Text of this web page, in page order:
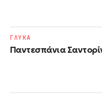
Παντεσπάνια
ΓΛΥΚΑ